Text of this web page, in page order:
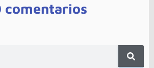
comentarios